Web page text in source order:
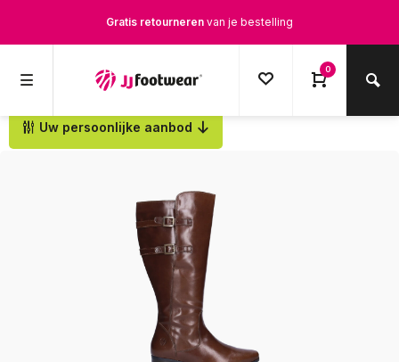
Gratis retourneren van je bestelling
0
Uw persoonlijke aanbod
Terug